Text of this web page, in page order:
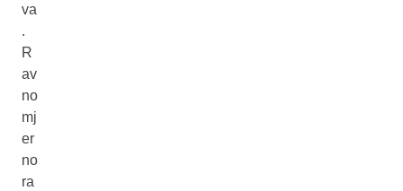
va
.
R
av
no
mj
er
no
ra